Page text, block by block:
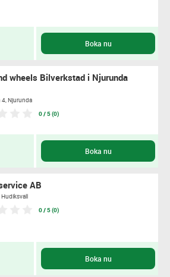
Boka nu
wheels Bilverkstad i Njurunda
4,Njurunda
0 / 5 (0)
Boka nu
AB
Hudiksvall
0 / 5 (0)
Boka nu